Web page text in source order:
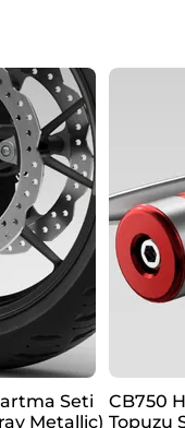
Seti
Metallic)
CB750
Topuzu